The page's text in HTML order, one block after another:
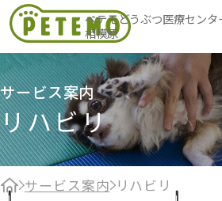
ペテモどうぶつ医療センタ
相模原
サービス案内
リハビリ
サービス案内 リハビリ